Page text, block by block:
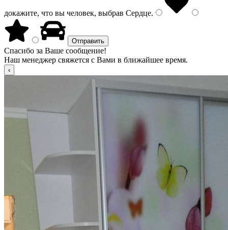
докажите, что вы человек, выбрав Сердце.
Спасибо за Ваше сообщение!
Наш менеджер свяжется с Вами в ближайшее время.